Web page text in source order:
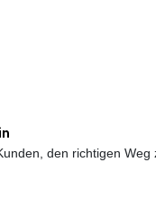
den richtigen Weg